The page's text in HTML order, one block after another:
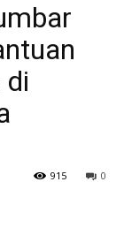
di
0
915